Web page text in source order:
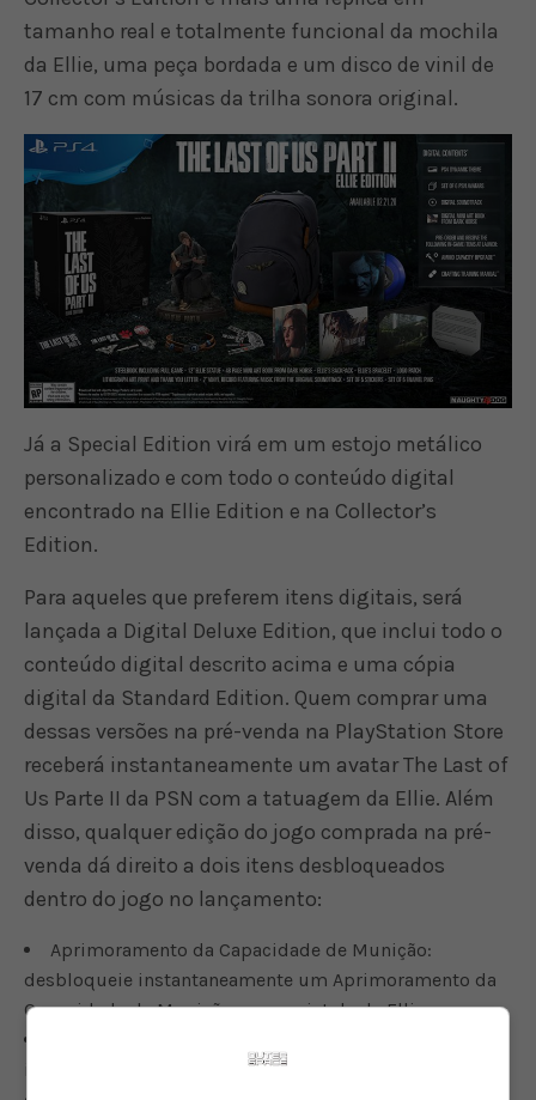
tamanho real e totalmente funcional da mochila
da Ellie, uma peça bordada e um disco de vinil de
17 cm com músicas da trilha sonora original.
Já a Special Edition virá em um estojo metálico
personalizado e com todo o conteúdo digital
encontrado na Ellie Edition e na Collector’s
Edition.
Para aqueles que preferem itens digitais, será
lançada a Digital Deluxe Edition, que inclui todo o
conteúdo digital descrito acima e uma cópia
digital da Standard Edition. Quem comprar uma
dessas versões na pré-venda na PlayStation Store
receberá instantaneamente um avatar The Last of
Us Parte II da PSN com a tatuagem da Ellie. Além
disso, qualquer edição do jogo comprada na pré-
venda dá direito a dois itens desbloqueados
dentro do jogo no lançamento:
Aprimoramento da Capacidade de Munição:
desbloqueie instantaneamente um Aprimoramento da
Capacidade de Munição para a pistola da Ellie.
instantaneamente o Manual de Treinamento de Criação,